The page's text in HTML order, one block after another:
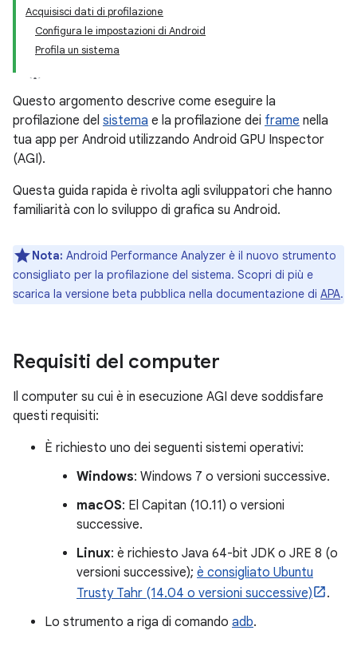
Acquisisci dati di profilazione
Configura le impostazioni di Android
Profila un sistema
Questo argomento descrive come eseguire la
profilazione del sistema e la profilazione dei frame nella
tua app per Android utilizzando Android GPU Inspector
(AGI).
Questa guida rapida è rivolta agli sviluppatori che hanno
familiarità con lo sviluppo di grafica su Android.
Nota: Android Performance Analyzer è il nuovo strumento
consigliato per la profilazione del sistema. Scopri di più e
scarica la versione beta pubblica nella documentazione di APA.
Requisiti del computer
Il computer su cui è in esecuzione AGI deve soddisfare
questi requisiti:
È richiesto uno dei seguenti sistemi operativi:
Windows: Windows 7 o versioni successive.
macOS: El Capitan (10.11) o versioni
successive.
Linux: è richiesto Java 64-bit JDK o JRE 8 (o
versioni successive); è consigliato Ubuntu
Trusty Tahr (14.04 o versioni successive)
.
Lo strumento a riga di comando adb.